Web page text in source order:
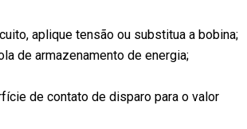
aplique tensão ou substitua a bobina;
de armazenamento de energia;
de contato de disparo para o valor